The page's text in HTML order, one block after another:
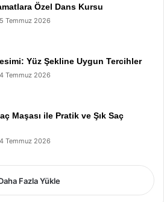
Özel Dans Kursu
Temmuz 2026
Yüz Şekline Uygun Tercihler
Temmuz 2026
Maşası ile Pratik ve Şık Saç
Temmuz 2026
Fazla Yükle